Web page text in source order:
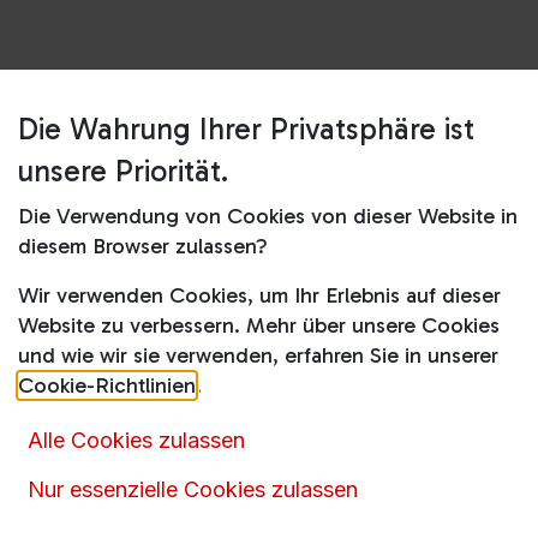
TV 55E7S QLED
55E7S QLED
Produktdatenblatt
357,00 € inkl. MwSt. 649,00€
Artikelnummer :
16105
Die Wahrung Ihrer Privatsphäre ist
unsere Priorität.
Die Verwendung von Cookies von dieser Website in
diesem Browser zulassen?
Wir verwenden Cookies, um Ihr Erlebnis auf dieser
Website zu verbessern. Mehr über unsere Cookies
und wie wir sie verwenden, erfahren Sie in unserer
Cookie-Richtlinien.
Alle Cookies zulassen
Nur essenzielle Cookies zulassen